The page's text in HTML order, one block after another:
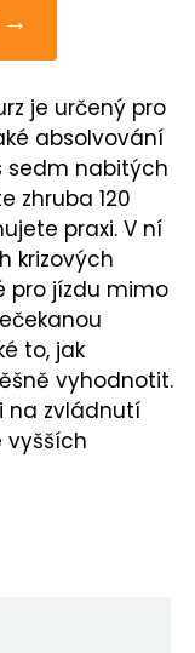
→
je určený pro
absolvování
sedm nabitých
zhruba 120
praxi. V ní
krizových
pro jízdu mimo
to, jak
vyhodnotit.
na zvládnutí
vyšších